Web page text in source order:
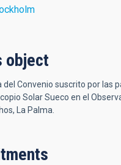
object
del Convenio suscrito por las
Solar Sueco en el
La Palma.